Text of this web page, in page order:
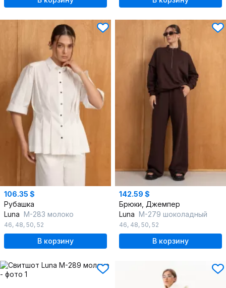
106.35 $
Рубашка
Luna М-283 молоко
46, 48, 50, 52
В корзину
142.59 $
Брюки, Джемпер
Luna М-279 шоколадный
46, 48, 50, 52
В корзину